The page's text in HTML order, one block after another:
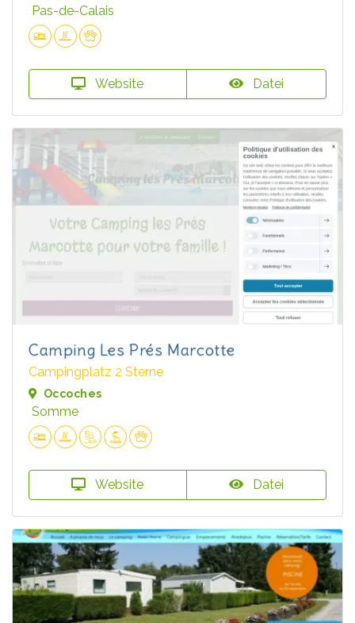
Pas-de-Calais
Website Datei
Camping Les Prés Marcotte
Campingplatz 2 Sterne
Occoches
Somme
Website Datei